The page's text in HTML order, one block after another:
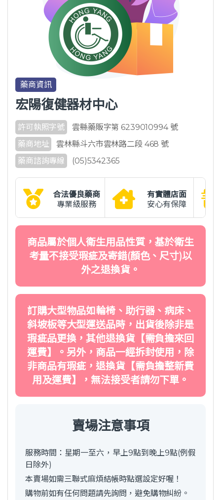
藥商資訊
宏陽復健器材中心
許可執照字號
雲縣藥販字第 6239010994 號
藥商地址
雲林縣斗六市雲林路二段 468 號
藥商諮詢專線
(05)5342365
合法優良藥商
專業級服務
有實體店面
安心有保障
商品屬於個人衛生用品性質，基於衛生
考量不接受瑕疵及寄錯(顏色、尺寸)以
外之退換貨。
訂購大型物品如輪椅、助行器、病床、
斜坡板等大型運送品時，出貨後除非是
瑕疵品更換，其他退換貨【需負擔來回
運費】。另外，商品一經拆封使用，除
非商品有瑕疵，退換貨【需負擔整新費
用及運費】，無法接受者請勿下單。
賣場注意事項
服務時間：星期一至六，早上9點到晚上9點(例假
日除外)
本賣場如需三聯式麻煩結帳時點選設定好喔！
購物前如有任何問題請先詢問，避免購物糾紛。